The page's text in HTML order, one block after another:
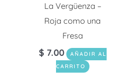
La Vergüenza –
Roja como una
Fresa
$ 7.00
AÑADIR AL
CARRITO